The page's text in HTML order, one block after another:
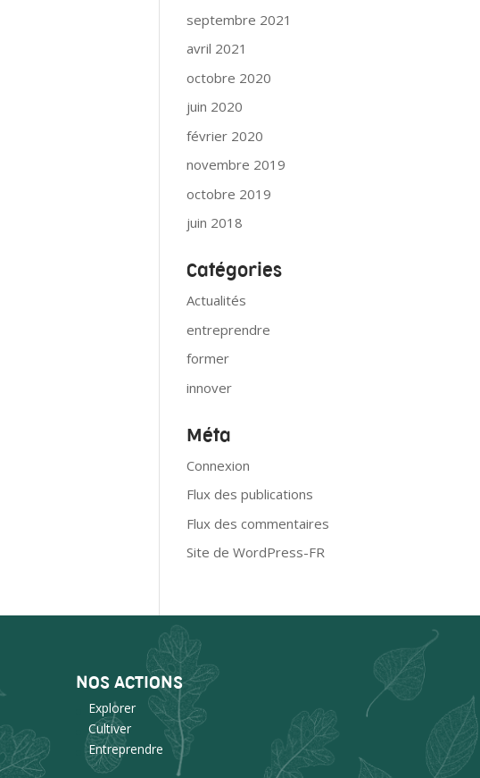
septembre 2021
avril 2021
octobre 2020
juin 2020
février 2020
novembre 2019
octobre 2019
juin 2018
Catégories
Actualités
entreprendre
former
innover
Méta
Connexion
Flux des publications
Flux des commentaires
Site de WordPress-FR
NOS ACTIONS
Explorer
Cultiver
Entreprendre